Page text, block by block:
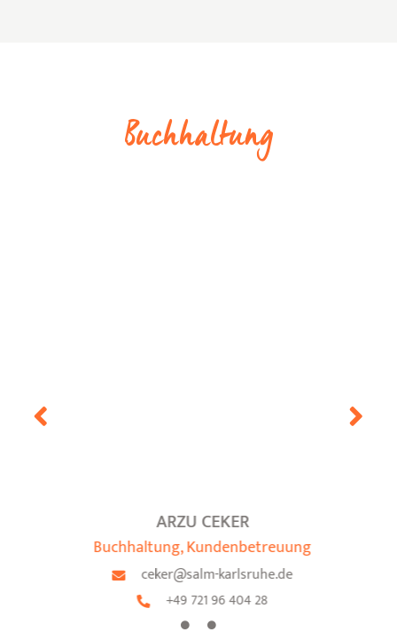
Buchhaltung
ARZU CEKER
Buchhaltung, Kundenbetreuung
ceker@salm-karlsruhe.de
+49 721 96 404 28